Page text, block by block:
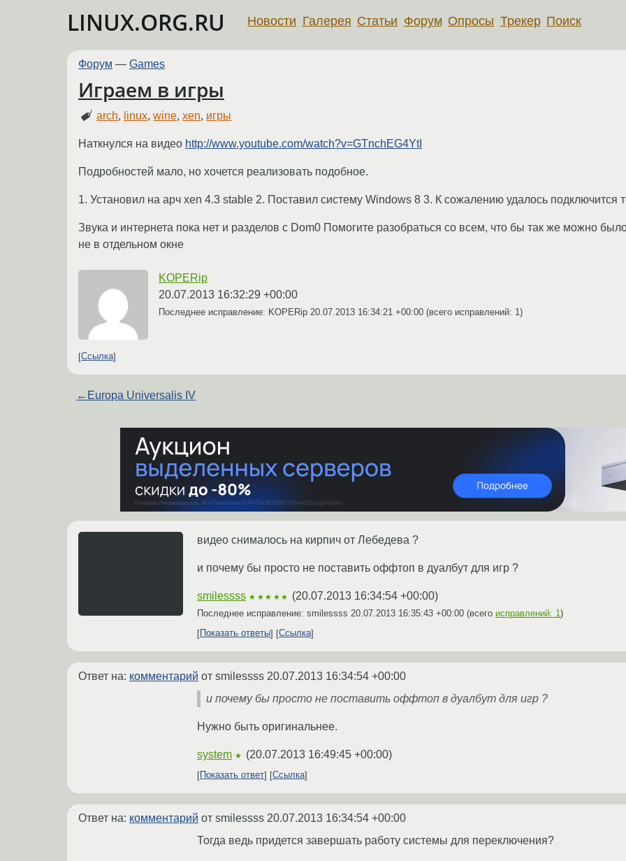
LINUX.ORG.RU Новости Галерея Статьи Форум Опросы Трекер Поиск
Форум — Games
Играем в игры
arch, linux,wine,xen, игры
Наткнулся на видео http://www.youtube.com/watch?v=GTnchEG4YtI
Подробностей мало, но хочется реализовать подобное.
1. Установил на арч xen 4.3 stable 2. Поставил систему Windows 8 3. К сожалению удалось подключится
Звука и интернета пока нет и разделов с Dom0 Помогите разобраться со всем, что бы так же можно
не в отдельном окне
KOPERip
20.07.2013 16:32:29 +00:00
Последнее исправление: KOPERip 20.07.2013 16:34:21 +00:00 (всего исправлений: 1)
Ссылка
← Europa Universalis IV
видео снималось на кирпич от Лебедева ?
и почему бы просто не поставить оффтоп в дуалбут для игр ?
smilessss ★★★★★ (20.07.2013 16:34:54 +00:00)
Последнее исправление: smilessss 20.07.2013 16:35:43 +00:00 (всего исправлений: 1 )
Показать ответы
Ссылка
Ответ на: комментарий от smilessss 20.07.2013 16:34:54 +00:00
и почему бы просто не поставить оффтоп в дуалбут для игр ?
Нужно быть оригинальнее.
system ★ (20.07.2013 16:49:45 +00:00)
Показать ответ Ссылка
Ответ на: комментарий от smilessss 20.07.2013 16:34:54 +00:00
Тогда ведь придется завершать работу системы для переключения?